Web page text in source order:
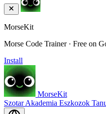
MorseKit
Morse Code Trainer · Free on
Install
MorseKit
SzotarAkademia Eszkozok